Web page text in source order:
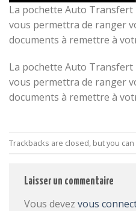
La pochette Auto
vous permettra de ranger
documents à remettre à
La pochette Auto
vous permettra de ranger
documents à remettre à
Trackbacks are closed, but you can
Laisser un commentaire
Vous devez vous